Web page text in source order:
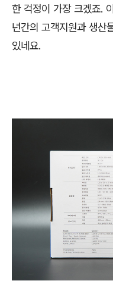
한 걱정이 가장 크겠죠.
년간의 고객지원과 생산
있네요.